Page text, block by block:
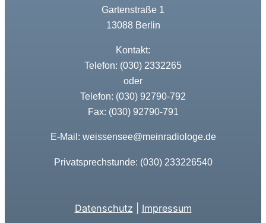
Gartenstraße 1
13088 Berlin
Kontakt:
Telefon: (030) 2332265
oder
Telefon: (030) 92790-792
Fax: (030) 92790-791
E-Mail: weissensee@meinradiologe.de
Privatsprechstunde: (030) 233226540
Datenschutz Impressum